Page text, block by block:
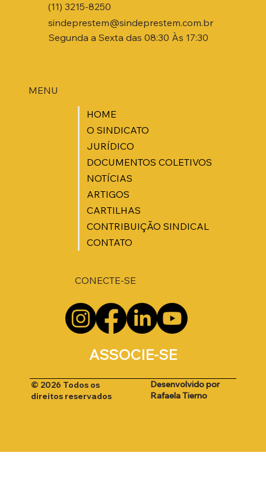
MENU
HOME
O SINDICATO
JURÍDICO
DOCUMENTOS COLETIVOS
NOTÍCIAS
ARTIGOS
CARTILHAS
CONTRIBUIÇÃO SINDICAL
CONTATO
(11) 3215-8250
sindeprestem@sindeprestem.com.br
Segunda a Sexta das 08:30 Às 17:30
ASSOCIE-SE
CONECTE-SE
© 2026 Todos os
direitos reservados
Desenvolvido por
Rafaela Tierno